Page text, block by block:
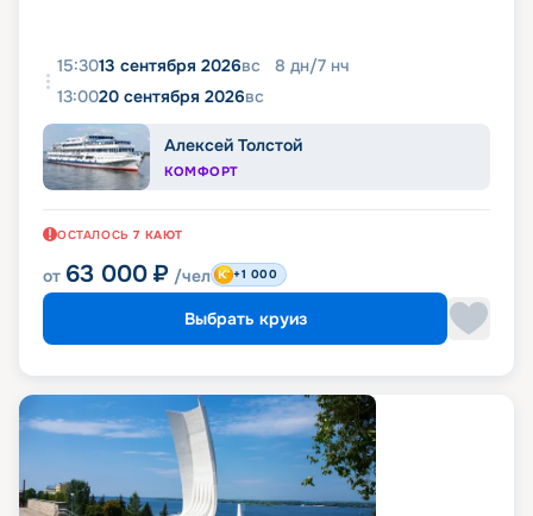
15:3013 сентября 2026вс 8 дн/7 нч
13:0020 сентября 2026вс
Алексей Толстой
КОМФОРТ
ОСТАЛОСЬ 7 КАЮТ
от 63 000 ₽ /чел +1 000
Выбрать круиз